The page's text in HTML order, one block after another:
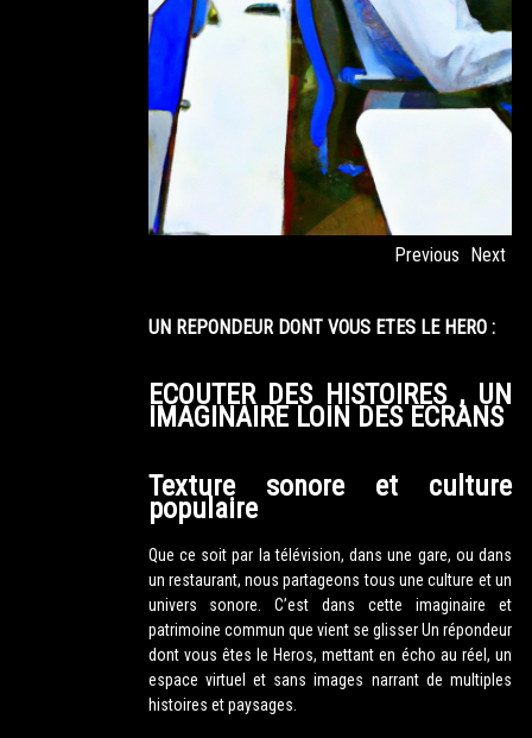
Previous Next
UN REPONDEUR DONT VOUS ETES LE HERO :
ECOUTER DES HISTOIRES , UN
IMAGINAIRE LOIN DES ECRANS
Texture sonore et culture
populaire
Que ce soit par la télévision, dans une gare, ou dans
un restaurant, nous partageons tous une culture et un
univers sonore. C’est dans cette imaginaire et
patrimoine commun que vient se glisser Un répondeur
dont vous êtes le Heros, mettant en écho au réel, un
espace virtuel et sans images narrant de multiples
histoires et paysages.